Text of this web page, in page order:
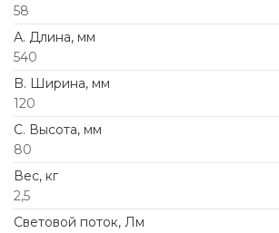
58
А. Длина, мм
540
B. Ширина, мм
120
C. Высота, мм
80
Вес, кг
2,5
Световой поток, Лм